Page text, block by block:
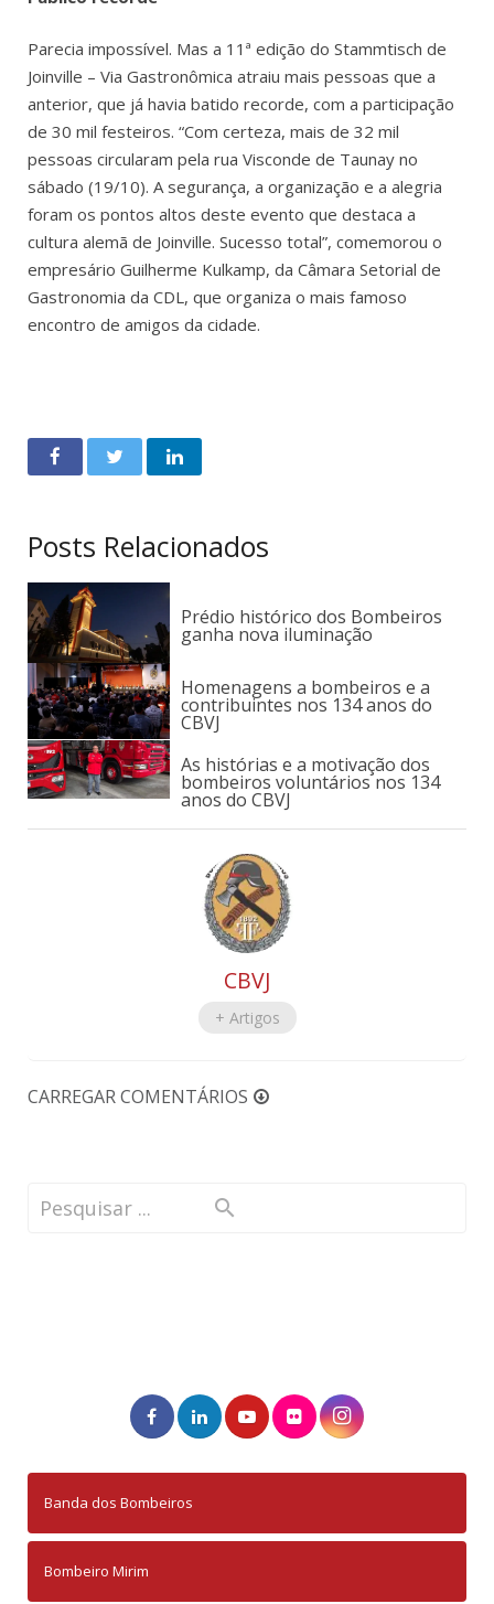
Parecia impossível. Mas a 11ª edição do Stammtisch de
Joinville – Via Gastronômica atraiu mais pessoas que a
anterior, que já havia batido recorde, com a participação
de 30 mil festeiros. “Com certeza, mais de 32 mil
pessoas circularam pela rua Visconde de Taunay no
sábado (19/10). A segurança, a organização e a alegria
foram os pontos altos deste evento que destaca a
cultura alemã de Joinville. Sucesso total”, comemorou o
empresário Guilherme Kulkamp, da Câmara Setorial de
Gastronomia da CDL, que organiza o mais famoso
encontro de amigos da cidade.
Posts Relacionados
Prédio histórico dos Bombeiros
ganha nova iluminação
Homenagens a bombeiros e a
contribuintes nos 134 anos do
CBVJ
As histórias e a motivação dos
bombeiros voluntários nos 134
anos do CBVJ
CBVJ
+ Artigos
CARREGAR COMENTÁRIOS
Banda dos Bombeiros
Bombeiro Mirim